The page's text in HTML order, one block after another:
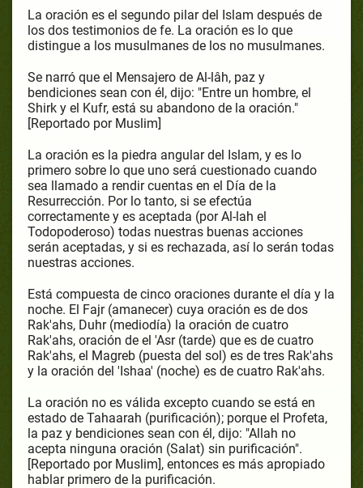
La oración es el segundo pilar del Islam después de
los dos testimonios de fe. La oración es lo que
distingue a los musulmanes de los no musulmanes.
Se narró que el Mensajero de Al-lâh, paz y
bendiciones sean con él, dijo: "Entre un hombre, el
Shirk y el Kufr, está su abandono de la oración."
[Reportado por Muslim]
La oración es la piedra angular del Islam, y es lo
primero sobre lo que uno será cuestionado cuando
sea llamado a rendir cuentas en el Día de la
Resurrección. Por lo tanto, si se efectúa
correctamente y es aceptada (por Al-lah el
Todopoderoso) todas nuestras buenas acciones
serán aceptadas, y si es rechazada, así lo serán todas
nuestras acciones.
Está compuesta de cinco oraciones durante el día y la
noche. El Fajr (amanecer) cuya oración es de dos
Rak'ahs, Duhr (mediodía) la oración de cuatro
Rak'ahs, oración de el 'Asr (tarde) que es de cuatro
Rak'ahs, el Magreb (puesta del sol) es de tres Rak'ahs
y la oración del 'Ishaa' (noche) es de cuatro Rak'ahs.
La oración no es válida excepto cuando se está en
estado de Tahaarah (purificación); porque el Profeta,
la paz y bendiciones sean con él, dijo: "Allah no
acepta ninguna oración (Salat) sin purificación".
[Reportado por Muslim], entonces es más apropiado
hablar primero de la purificación.